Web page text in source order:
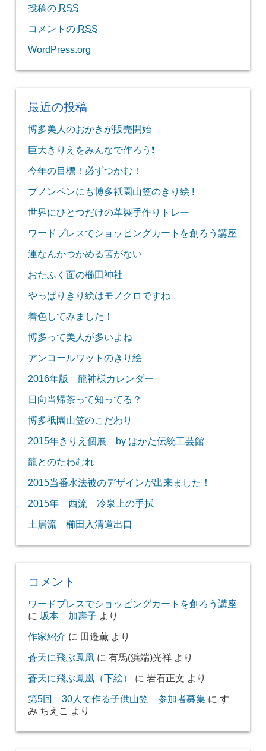
投稿の RSS
コメントの RSS
WordPress.org
最近の投稿
博多美人のおかきが販売開始
巨大きりえをみんなで作ろう❗
今年の目標！必ずつかむ！
プノンペンにも博多祇園山笠のきり絵 !
世界にひとつだけの革製手作りトレー
ワードプレスでショッピングカートを創ろう講座
運なんかつかめる筈がない
おたふく面の櫛田神社
やっぱりきり絵はモノクロですね
着色してみました！
博多って美人が多いよね
アンコールワットのきり絵
2016年版 龍神様カレンダー
日向当帰茶って知ってる？
博多祇園山笠のこだわり
2015年きりえ個展 by はかた伝統工芸館
龍とのたわむれ
2015当番水法被のデザインが出来ました！
2015年 西流 冷泉上の手拭
土居流 櫛田入清道出口
コメント
ワードプレスでショッピングカートを創ろう講座
に 坂本 加壽子 より
作家紹介 に 田邉薫より
蒼天に飛ぶ鳳凰に 有馬(浜端)光祥より
蒼天に飛ぶ鳳凰（下絵）
に 岩石正文 より
第5回 30人で作る子供山笠 参加者募集に す
み ちえこ より